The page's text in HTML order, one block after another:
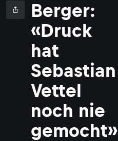
Berger:
«Druck
hat
Sebastian
Vettel
noch nie
gemocht»